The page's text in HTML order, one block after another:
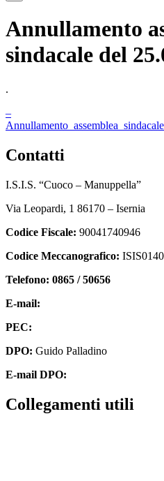
Annullamento assemblea
sindacale del
.
–
contatti
I.S.I.S. “Cuoco – Manuppella”
Via Leopardi, 1 86170 – Isernia
Codice Fiscale: 90041740946
Codice Meccanografico:
Telefono: 0865 / 50656
E-mail:
PEC:
DPO: Guido Palladino
E-mail DPO:
collegamenti utili